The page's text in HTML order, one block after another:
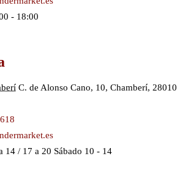
- 18:00
C. de Alonso Cano, 10, Chamberí, 28010
14 / 17 a 20 Sábado 10 - 14